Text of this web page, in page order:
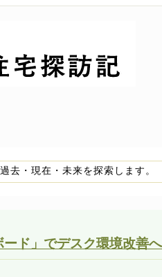
去・現在・未来を探索します。
ド」でデスク環境改善へ